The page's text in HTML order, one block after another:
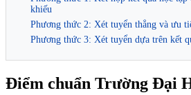
khiếu
Phương thức 2: Xét tuyển thẳng và ưu
Phương thức 3: Xét tuyển dựa trên kết
Điểm chuẩn Trường Đại